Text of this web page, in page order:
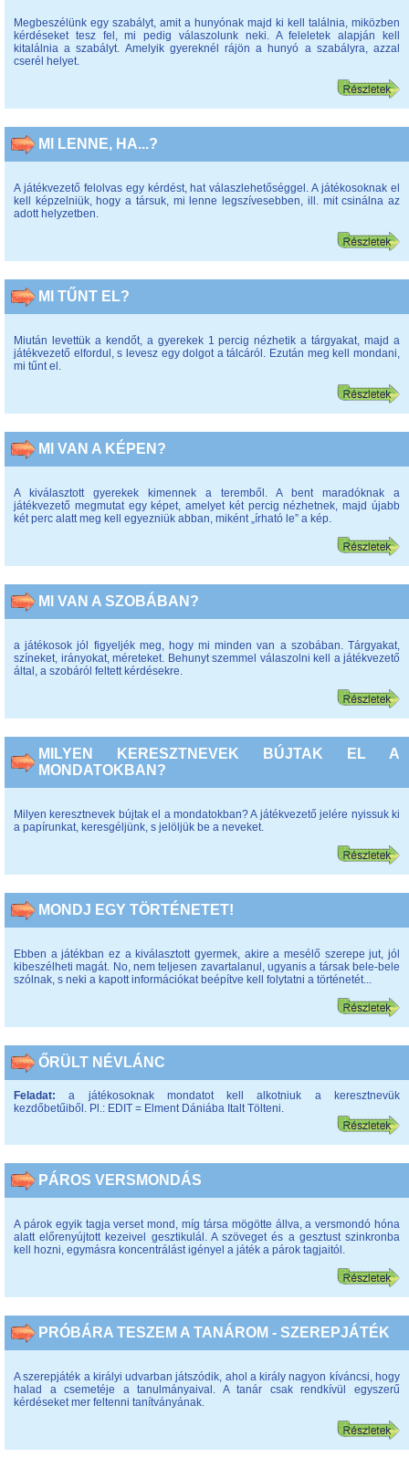
Megbeszélünk egy szabályt, amit a hunyónak majd ki kell találnia, miközben
kérdéseket tesz fel, mi pedig válaszolunk neki. A feleletek alapján kell
kitalálnia a szabályt. Amelyik gyereknél rájön a hunyó a szabályra, azzal
cserél helyet.
MI LENNE, HA...?
A játékvezető felolvas egy kérdést, hat válaszlehetőséggel. A játékosoknak el
kell képzelniük, hogy a társuk, mi lenne legszívesebben, ill. mit csinálna az
adott helyzetben.
MI TŰNT EL?
Miután levettük a kendőt, a gyerekek 1 percig nézhetik a tárgyakat, majd a
játékvezető elfordul, s levesz egy dolgot a tálcáról. Ezután meg kell mondani,
mi tűnt el.
MI VAN A KÉPEN?
A kiválasztott gyerekek kimennek a teremből. A bent maradóknak a
játékvezető megmutat egy képet, amelyet két percig nézhetnek, majd újabb
két perc alatt meg kell egyezniük abban, miként „írható le” a kép.
MI VAN A SZOBÁBAN?
a játékosok jól figyeljék meg, hogy mi minden van a szobában. Tárgyakat,
színeket, irányokat, méreteket. Behunyt szemmel válaszolni kell a játékvezető
által, a szobáról feltett kérdésekre.
MILYEN KERESZTNEVEK BÚJTAK EL A
MONDATOKBAN?
Milyen keresztnevek bújtak el a mondatokban? A játékvezető jelére nyissuk ki
a papírunkat, keresgéljünk, s jelöljük be a neveket.
MONDJ EGY TÖRTÉNETET!
Ebben a játékban ez a kiválasztott gyermek, akire a mesélő szerepe jut, jól
kibeszélheti magát. No, nem teljesen zavartalanul, ugyanis a társak bele-bele
szólnak, s neki a kapott információkat beépítve kell folytatni a történetét...
ŐRÜLT NÉVLÁNC
Feladat:a játékosoknak mondatot kell alkotniuk a keresztnevük
kezdőbetűiből. Pl.: EDIT = Elment Dániába Italt Tölteni.
PÁROS VERSMONDÁS
A párok egyik tagja verset mond, míg társa mögötte állva, a versmondó hóna
alatt előrenyújtott kezeivel gesztikulál. A szöveget és a gesztust szinkronba
kell hozni, egymásra koncentrálást igényel a játék a párok tagjaitól.
PRÓBÁRA TESZEM A TANÁROM - SZEREPJÁTÉK
A szerepjáték a királyi udvarban játszódik, ahol a király nagyon kíváncsi, hogy
halad a csemetéje a tanulmányaival. A tanár csak rendkívül egyszerű
kérdéseket mer feltenni tanítványának.